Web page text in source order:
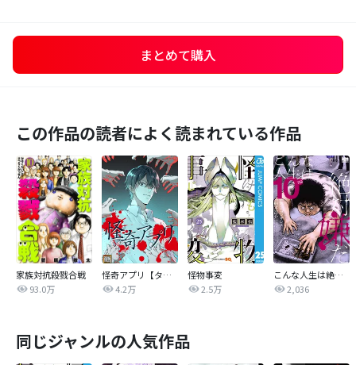
まとめて購入
この作品の読者によく読まれている作品
家族対抗殺戮合戦
93.0万
怪奇アプリ【タテヨミ】
4.2万
怪物事変
2.5万
こんな人生は絶対嫌だ
2,036
同じジャンルの人気作品